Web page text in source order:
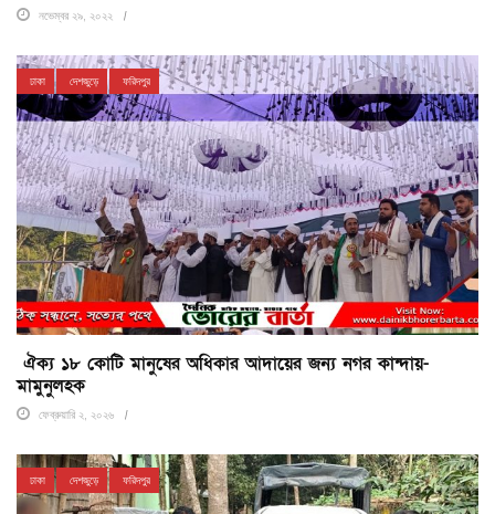
নভেম্বর ২৯, ২০২২
ঢাকা দেশজুড়ে ফরিদপুর
ঐক্য ১৮ কোটি মানুষের অধিকার আদায়ের জন্য নগর কান্দায়-
মামুনুলহক
ফেব্রুয়ারি ২, ২০২৬
ঢাকা দেশজুড়ে ফরিদপুর